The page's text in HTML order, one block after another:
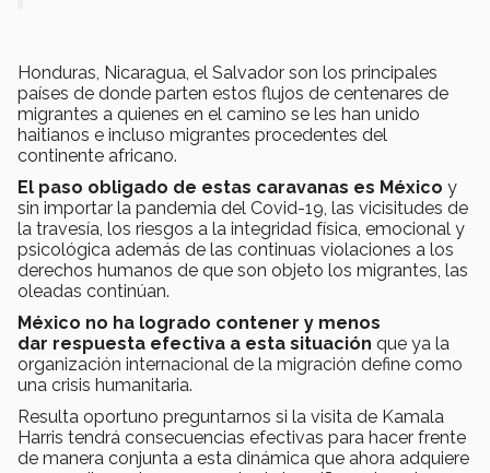
Honduras, Nicaragua, el Salvador son los principales
países de donde parten estos flujos de centenares de
migrantes a quienes en el camino se les han unido
haitianos e incluso migrantes procedentes del
continente africano.
El paso obligado de estas caravanas es México y
sin importar la pandemia del Covid-19, las vicisitudes de
la travesía, los riesgos a la integridad física, emocional y
psicológica además de las continuas violaciones a los
derechos humanos de que son objeto los migrantes, las
oleadas continúan.
México no ha logrado contener y menos
dar respuesta efectiva a esta situación que ya la
organización internacional de la migración define como
una crisis humanitaria.
Resulta oportuno preguntarnos si la visita de Kamala
Harris tendrá consecuencias efectivas para hacer frente
de manera conjunta a esta dinámica que ahora adquiere